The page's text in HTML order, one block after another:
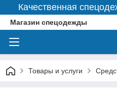
Качественная
Магазин спецодежды
Товары и услуги